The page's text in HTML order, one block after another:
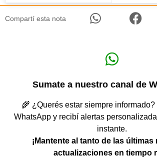
Compartí esta nota
Sumate a nuestro canal de
🌾 ¿Querés estar siempre
WhatsApp y recibí alertas
instante.
¡Mantente al tanto de las
actualizaciones en tiempo